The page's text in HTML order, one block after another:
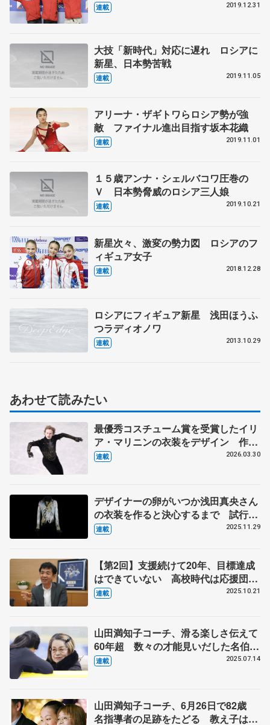
連載 2019.12.31
大技「新時代」対応に遅れ ロシアに
新星、日本勢苦戦
連載 2019.11.05
アリーナ・ザギトワらロシア勢が強
敵 ファイナル進出目指す坂本花織
連載 2019.11.01
１５歳アンナ・シェルバコワ圧巻の
Ｖ 日本勢脅威のロシア三人娘
連載 2019.10.21
新星次々、激変の勢力図 ロシアのフ
ィギュア女子
連載 2018.12.28
ロシアにフィギュア新星 浅田ほうふ
つラディオノワ
連載 2013.10.29
あわせて読みたい
最優秀コスチューム賞を受賞したイリ
ア・マリニンの衣装をデザイン 作り
手の考えが尊重される海外選手からの
連載 2026.03.30
デザイナーの卵がいつか浅田真央さん
の衣装を作ると決心するまで 試行錯
誤の日々、２週間で仕上げた羽生結弦
連載 2025.11.29
【第2回】支援続けて20年、目標達成
はできていない 高校時代は応援団、
人気ない方に熱が入る
連載 2025.10.21
山田満知子コーチ、滑る楽しさ伝えて
60年超 数々の才能見いだした名伯
楽 【ニッポン・スポーツ人の肖像】
連載 2025.07.14
山田満知子コーチ、6月26日で82歳
名指導者の足跡をたどる 教え子は伊